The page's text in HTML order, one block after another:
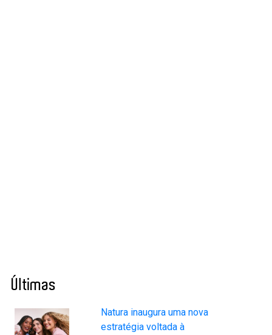
Últimas
Natura inaugura uma nova
estratégia voltada à